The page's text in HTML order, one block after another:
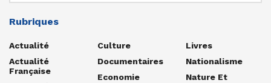
Rubriques
Actualité
Actualité
Française
Culture
Documentaires
Economie
Livres
Nationalisme
Nature Et